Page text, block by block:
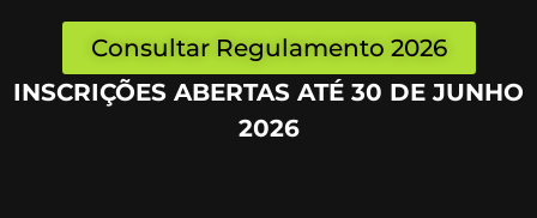
Consultar Regulamento 2026
INSCRIÇÕES ABERTAS ATÉ 30 DE JUNHO
2026